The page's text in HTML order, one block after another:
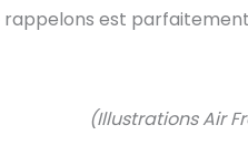
rappelons est
(Illustrations Air